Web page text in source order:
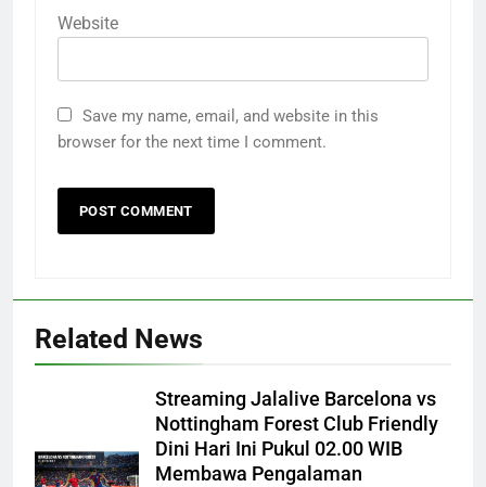
Website
Save my name, email, and website in this
browser for the next time I comment.
Related News
Streaming Jalalive Barcelona vs
Nottingham Forest Club Friendly
Dini Hari Ini Pukul 02.00 WIB
Membawa Pengalaman